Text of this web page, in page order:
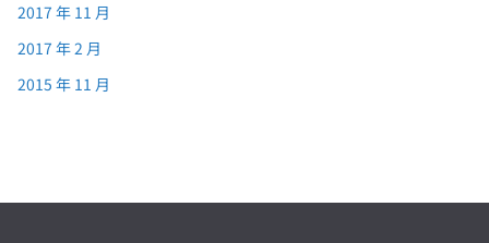
2017 年 11 月
2017 年 2 月
2015 年 11 月